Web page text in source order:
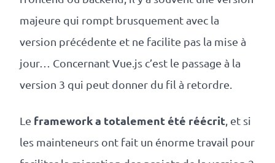
majeure qui rompt brusquement avec la
version précédente et ne facilite pas la mise à
jour… Concernant Vue.js c’est le passage à la
version 3 qui peut donner du fil à retordre.
Le framework a totalement été réécrit , et si
les mainteneurs ont fait un énorme travail pour